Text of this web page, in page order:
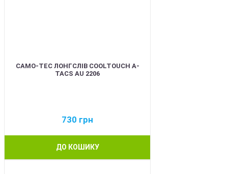
CAMO-TEC ЛОНГСЛІВ COOLTOUCH A-
TACS AU 2206
730 грн
ДО КОШИКУ